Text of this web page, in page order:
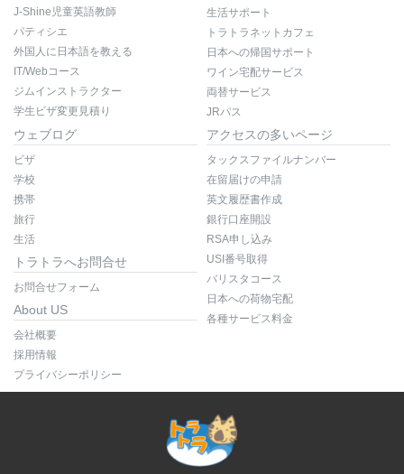
J-Shine児童英語教師
パティシエ
外国人に日本語を教える
IT/Webコース
ジムインストラクター
学生ビザ変更見積り
生活サポート
トラトラネットカフェ
日本への帰国サポート
ワイン宅配サービス
両替サービス
JRパス
ウェブログ
ビザ
学校
携帯
旅行
生活
トラトラへお問合せ
お問合せフォーム
About US
会社概要
採用情報
プライバシーポリシー
アクセスの多いページ
タックスファイルナンバー
在留届けの申請
英文履歴書作成
銀行口座開設
RSA申し込み
USI番号取得
バリスタコース
日本への荷物宅配
各種サービス料金